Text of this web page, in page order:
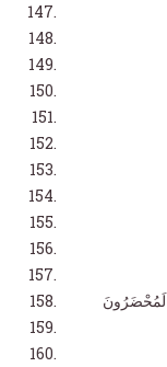
لَمُحْضَرُونَ